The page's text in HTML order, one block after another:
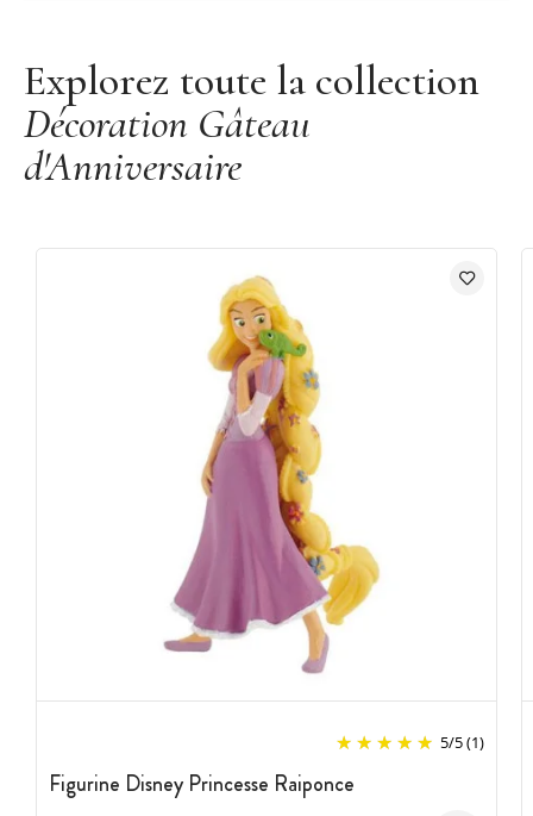
Explorez toute la collection
Décoration Gâteau
d'Anniversaire
5/5(1)
Figurine Disney Princesse Raiponce